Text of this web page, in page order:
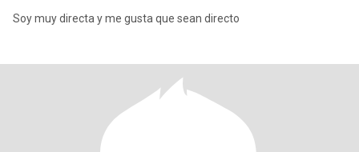
Soy muy directa y me gusta que sean directo